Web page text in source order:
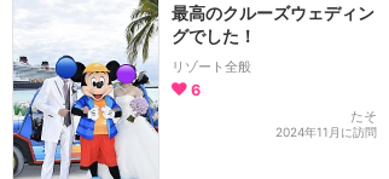
最高のクルーズウェディン
グでした！
リゾート全般
6
たそ
2024年11月に訪問